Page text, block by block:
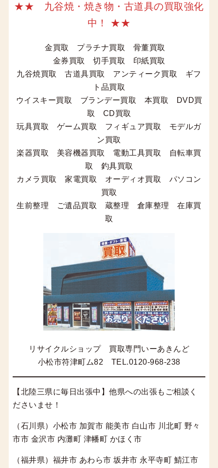
★★ 九谷焼・焼き物・古道具の買取強化
中！ ★★
金買取 プラチナ買取 骨董買取
金券買取 切手買取 印紙買取
九谷焼買取 古道具買取 アンティーク買取 ギフ
ト品買取
ウイスキー買取 ブランデー買取 本買取 DVD買
取 CD買取
玩具買取 ゲーム買取 フィギュア買取 モデルガ
ン買取
楽器買取 美容機器買取 電動工具買取 自転車買
取 釣具買取
カメラ買取 家電買取 オーディオ買取 パソコン
買取
生前整理 ご遺品買取 蔵整理 倉庫整理 在庫買
取
リサイクルショップ 買取専門いーあきんど
小松市符津町ム82 TEL.0120-968-238
【北陸三県に毎日出張中】他県への出張もご相談く
ださいませ！
（石川県）小松市 加賀市 能美市 白山市 川北町 野々
市市 金沢市 内灘町 津幡町 かほく市
（福井県）福井市 あわら市 坂井市 永平寺町 鯖江市